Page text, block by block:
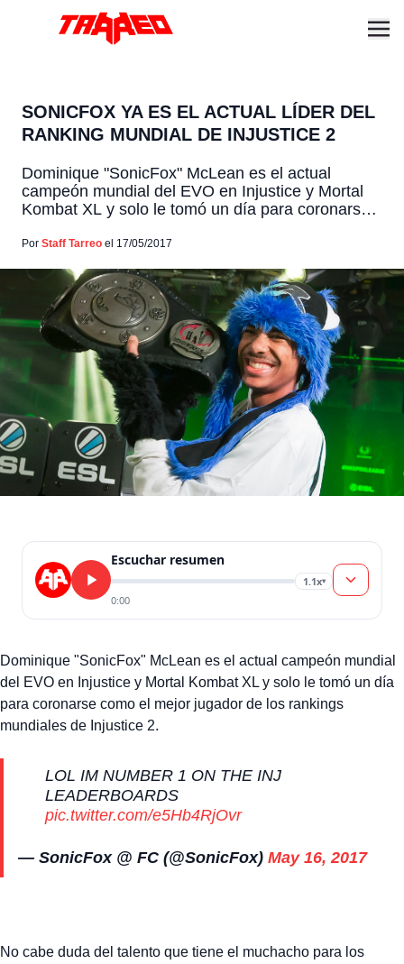
SONICFOX YA ES EL ACTUAL LÍDER DEL
RANKING MUNDIAL DE INJUSTICE 2
Dominique "SonicFox" McLean es el actual
campeón mundial del EVO en Injustice y Mortal
Kombat XL y solo le tomó un día para coronarse
de Injustice 2. No cabe duda del talento que tiene
embargo hay un pequeño inconveniente […]
Por Staff Tarreo el 17/05/2017
Escuchar resumen
1.1x▾
0:00
Dominique "SonicFox" McLean es el actual campeón mundial
del EVO en Injustice y Mortal Kombat XL y solo le tomó un día
para coronarse como el mejor jugador de los rankings
mundiales de Injustice 2.
LOL IM NUMBER 1 ON THE INJ
LEADERBOARDS
pic.twitter.com/e5Hb4RjOvr
— SonicFox @ FC (@SonicFox) May 16, 2017
No cabe duda del talento que tiene el muchacho para los